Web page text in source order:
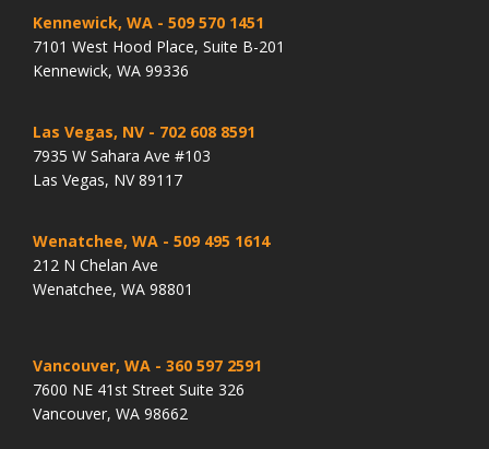
Kennewick, WA - 509 570 1451
7101 West Hood Place, Suite B-201
Kennewick, WA 99336
Las Vegas, NV - 702 608 8591
7935 W Sahara Ave #103
Las Vegas, NV 89117
Wenatchee, WA - 509 495 1614
212 N Chelan Ave
Wenatchee, WA 98801
Vancouver, WA - 360 597 2591
7600 NE 41st Street Suite 326
Vancouver, WA 98662